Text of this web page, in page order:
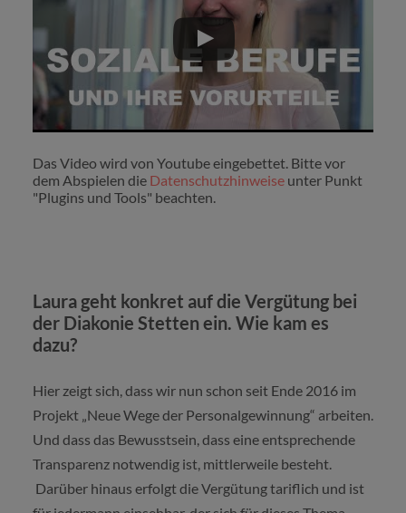
Das Video wird von Youtube eingebettet. Bitte vor
dem Abspielen die Datenschutzhinweiseunter Punkt
"Plugins und Tools" beachten.
Laura geht konkret auf die Vergütung bei
der Diakonie Stetten ein. Wie kam es
dazu?
Hier zeigt sich, dass wir nun schon seit Ende 2016 im
Projekt „Neue Wege der Personalgewinnung“ arbeiten.
Und dass das Bewusstsein, dass eine entsprechende
Transparenz notwendig ist, mittlerweile besteht.
Darüber hinaus erfolgt die Vergütung tariflich und ist